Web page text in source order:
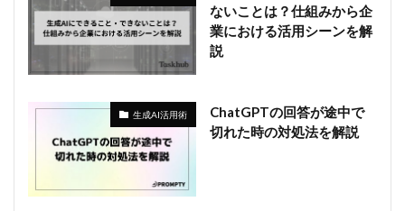
ないことは？仕組みから企
業における活用シーンを解
説
生成AI活用術
ChatGPTの回答が途中で
切れた時の対処法を解説